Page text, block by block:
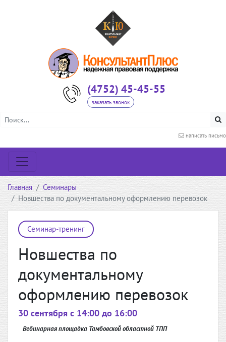
(4752) 45-45-55
заказать звонок
написать письмо
Главная
Семинары
Новшества по документальному оформлению перевозок
Семинар-тренинг
Новшества по
документальному
оформлению перевозок
30 сентября c 14:00 до 16:00
Вебинарная площадка Тамбовской областной ТПП